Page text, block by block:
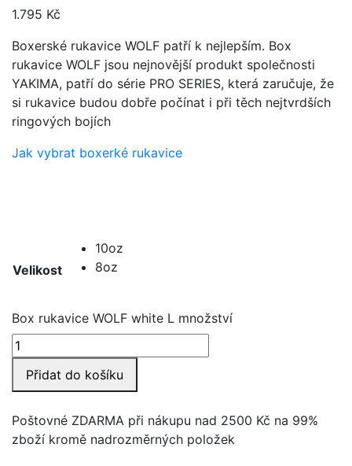
1.795 Kč
Boxerské rukavice WOLF patří k nejlepším. Box
rukavice WOLF jsou nejnovější produkt společnosti
YAKIMA, patří do série PRO SERIES, která zaručuje, že
si rukavice budou dobře počínat i při těch nejtvrdších
ringových bojích
Jak vybrat boxerké rukavice
Velikost
10oz
8oz
Box rukavice WOLF white L množství
Přidat do košíku
Poštovné ZDARMA při nákupu nad 2500 Kč na 99%
zboží kromě nadrozměrných položek